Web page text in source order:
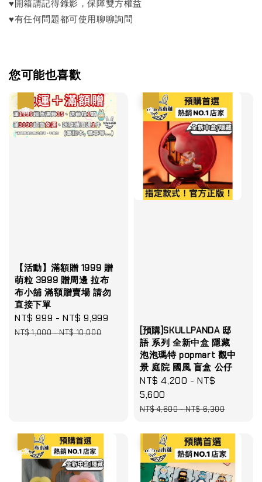
♥開箱請記得錄影，保障雙方權益
♥有任何問題都可使用聊聊詢問
您可能也喜歡
【活動】滿額贈 1999 贈
萌粒 3999 贈周邊 拉布
布小舖 滿額贈賣場 請勿
直接下單
Sale
price
NT$ 999 -NT$ 9,999
NT$ 1,000-NT$ 10,000
[預購]SKULLPANDA 邸
語 系列 全新中盒 隱藏
泡泡瑪特 popmart 觀中
景 庭院 國風 盲盒 公仔
Sale
price
NT$ 4,200 -NT$
5,600
Regular
NT$ 4,600-NT$ 6,300